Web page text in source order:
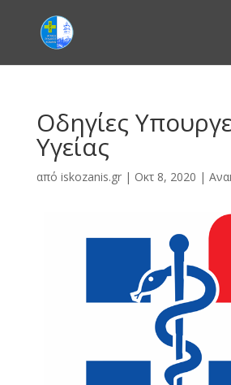
Οδηγίες
Υγείας
από iskozanis.gr| Οκτ 8, 2020 |